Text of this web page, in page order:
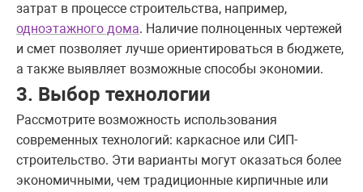
затрат в процессе строительства, например,
одноэтажного дома. Наличие полноценных чертежей
и смет позволяет лучше ориентироваться в бюджете,
а также выявляет возможные способы экономии.
3. Выбор технологии
Рассмотрите возможность использования
современных технологий: каркасное или СИП-
строительство. Эти варианты могут оказаться более
экономичными, чем традиционные кирпичные или